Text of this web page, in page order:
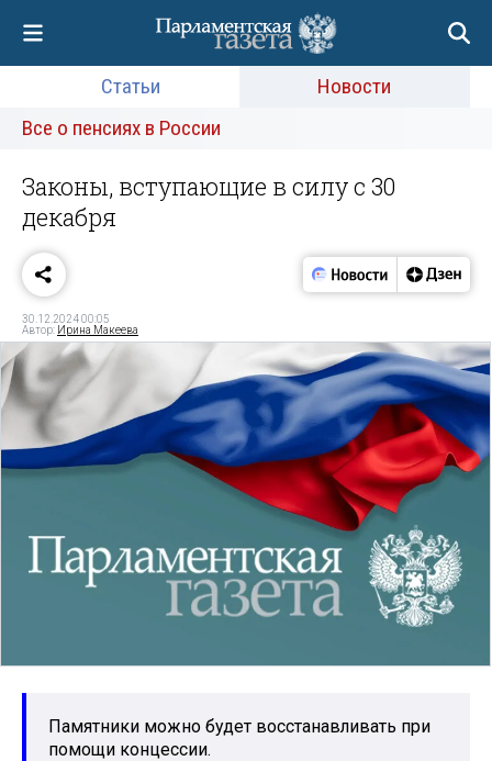
Статьи
Новости
Все о пенсиях в России
Законы, вступающие в силу с 30
декабря
30.12.2024 00:05
Автор: Ирина Макеева
Памятники можно будет восстанавливать при
помощи концессии.